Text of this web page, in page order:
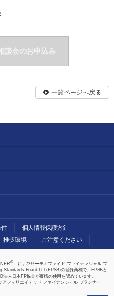
談会のお申込み
一覧ページへ戻る
件
個人情報保護方針
推奨環境 ご注意ください
®、およびサーティファイド ファイナンシャル プ
Standards Board Ltd.(FPSB)の登録商標で、FPSBと
人日本FP協会が商標の使用を認めています。
フィリエイテッド ファイナンシャル プランナー